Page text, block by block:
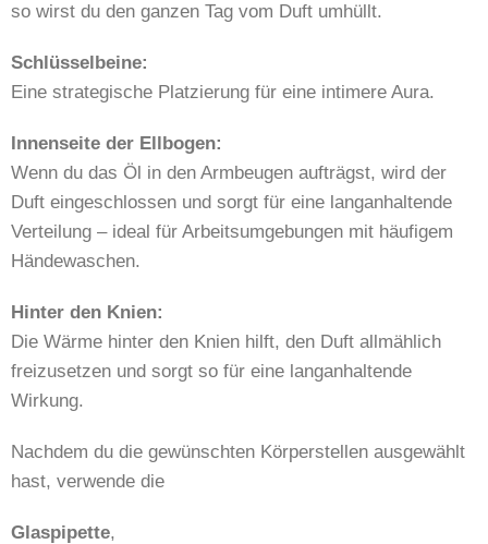
so wirst du den ganzen Tag vom Duft umhüllt.
Schlüsselbeine:
Eine strategische Platzierung für eine intimere Aura.
Innenseite der Ellbogen:
Wenn du das Öl in den Armbeugen aufträgst, wird der
Duft eingeschlossen und sorgt für eine langanhaltende
Verteilung – ideal für Arbeitsumgebungen mit häufigem
Händewaschen.
Hinter den Knien:
Die Wärme hinter den Knien hilft, den Duft allmählich
freizusetzen und sorgt so für eine langanhaltende
Wirkung.
Nachdem du die gewünschten Körperstellen ausgewählt
hast, verwende die
Glaspipette,